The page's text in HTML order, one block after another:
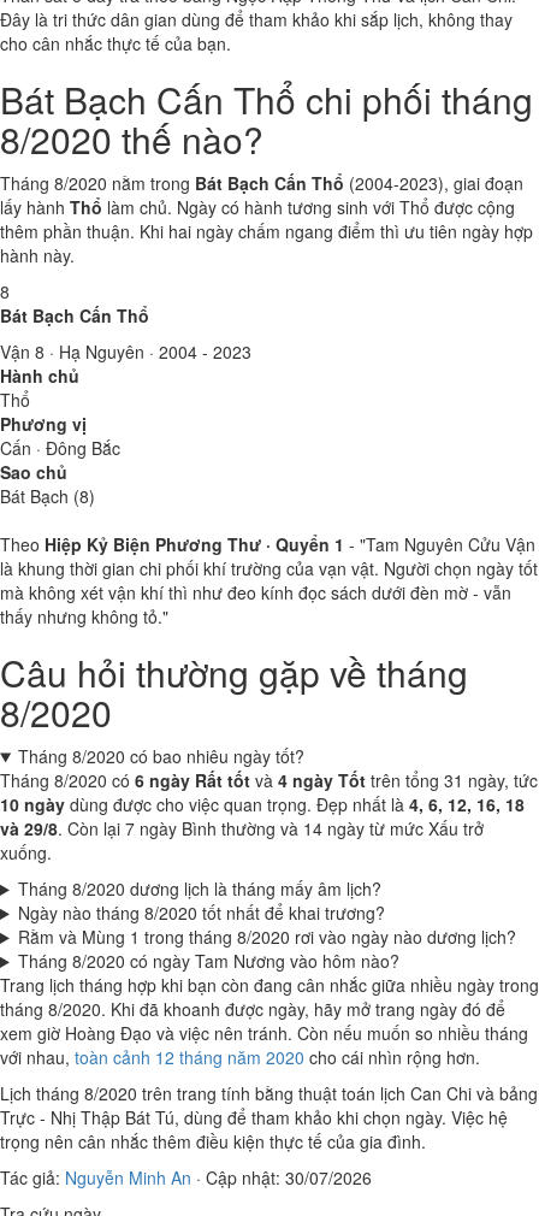
Đây là tri thức dân gian dùng để tham khảo khi sắp lịch, không thay
cho cân nhắc thực tế của bạn.
Bát Bạch Cấn Thổ chi phối tháng
8/2020 thế nào?
Tháng 8/2020 nằm trong Bát Bạch Cấn Thổ (2004-2023), giai đoạn
lấy hành Thổ làm chủ. Ngày có hành tương sinh với Thổ được cộng
thêm phần thuận. Khi hai ngày chấm ngang điểm thì ưu tiên ngày hợp
hành này.
8
Bát Bạch Cấn Thổ
Vận 8 · Hạ Nguyên · 2004 - 2023
Hành chủ
Thổ
Phương vị
Cấn · Đông Bắc
Sao chủ
Bát Bạch (8)
Theo Hiệp Kỷ Biện Phương Thư · Quyển 1 - "Tam Nguyên Cửu Vận
là khung thời gian chi phối khí trường của vạn vật. Người chọn ngày tốt
mà không xét vận khí thì như đeo kính đọc sách dưới đèn mờ - vẫn
thấy nhưng không tỏ."
Câu hỏi thường gặp về tháng
8/2020
Tháng 8/2020 có bao nhiêu ngày tốt?
Tháng 8/2020 có 6 ngày Rất tốt và 4 ngày Tốt trên tổng 31 ngày, tức
10 ngày dùng được cho việc quan trọng. Đẹp nhất là 4, 6, 12, 16, 18
và 29/8. Còn lại 7 ngày Bình thường và 14 ngày từ mức Xấu trở
xuống.
Tháng 8/2020 dương lịch là tháng mấy âm lịch?
Ngày nào tháng 8/2020 tốt nhất để khai trương?
Rằm và Mùng 1 trong tháng 8/2020 rơi vào ngày nào dương lịch?
Tháng 8/2020 có ngày Tam Nương vào hôm nào?
Trang lịch tháng hợp khi bạn còn đang cân nhắc giữa nhiều ngày trong
tháng 8/2020. Khi đã khoanh được ngày, hãy mở trang ngày đó để
xem giờ Hoàng Đạo và việc nên tránh. Còn nếu muốn so nhiều tháng
với nhau, toàn cảnh 12 tháng năm 2020 cho cái nhìn rộng hơn.
Lịch tháng 8/2020 trên trang tính bằng thuật toán lịch Can Chi và bảng
Trực - Nhị Thập Bát Tú, dùng để tham khảo khi chọn ngày. Việc hệ
trọng nên cân nhắc thêm điều kiện thực tế của gia đình.
Tác giả: Nguyễn Minh An · Cập nhật: 30/07/2026